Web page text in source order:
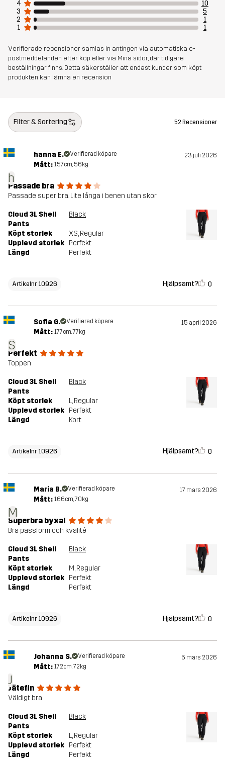
Artikelnummer 10926_2458
4
10
3
5
2
1
1
1
Verifierade recensioner samlas in antingen via automatiska e-
postmeddelanden efter köp eller via Mina sidor, där tidigare
beställningar finns. Detta säkerställer att endast kunder som köpt
produkten kan lämna en recension
Filter & Sortering 52 Recensioner
h
hanna E. Verifierad köpare 23 juli 2026
Mått: 157cm, 56kg
Passade bra
Passade super bra. Lite långa i benen utan skor
Cloud 3L Shell
Pants
Black
Köpt storlek XS, Regular
Upplevd storlek Perfekt
Längd
Perfekt
Artikelnr 10926 Hjälpsamt? 0
S
Sofia G. Verifierad köpare 15 april 2026
Mått: 177cm, 77kg
Perfekt
Toppen
Cloud 3L Shell
Pants
Black
Köpt storlek L, Regular
Upplevd storlek Perfekt
Längd
Kort
Artikelnr 10926 Hjälpsamt? 0
M
Maria B. Verifierad köpare 17 mars 2026
Mått: 166cm, 70kg
Superbra byxa!
Bra passform och kvalité
Cloud 3L Shell
Pants
Black
Köpt storlek M, Regular
Upplevd storlek Perfekt
Längd
Perfekt
Artikelnr 10926 Hjälpsamt? 0
J
Johanna S. Verifierad köpare 5 mars 2026
Mått: 172cm, 72kg
Jätefin
Väldigt bra
Cloud 3L Shell
Pants
Black
Köpt storlek L, Regular
Upplevd storlek Perfekt
Längd
Perfekt